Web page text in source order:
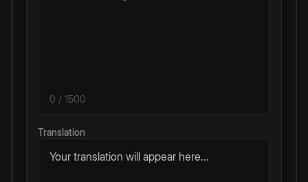
0 / 1500
Translation
Your translation will appear here...